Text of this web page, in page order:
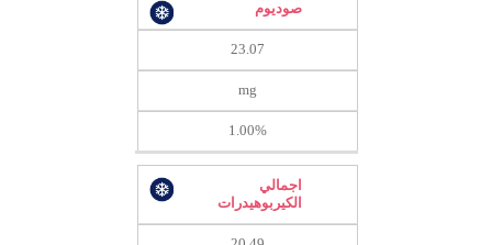
صوديوم
23.07
mg
1.00%
اجمالي
الكيربوهيدرات